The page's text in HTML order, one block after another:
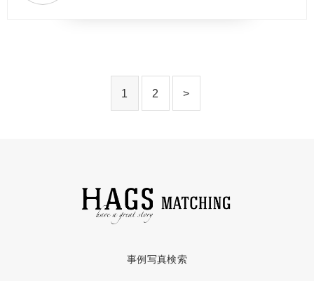
1 2 >
事例写真検索